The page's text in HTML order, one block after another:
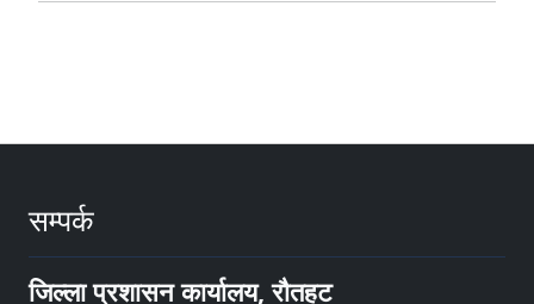
सम्पर्क
जिल्ला प्रशासन कार्यालय, रौतहट